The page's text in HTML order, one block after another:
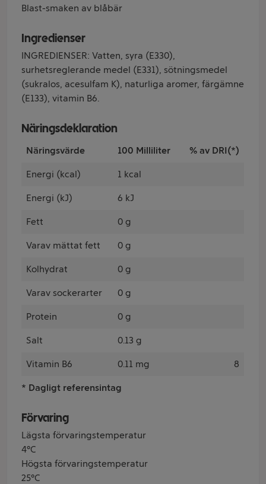
Blast-smaken av blåbär
Ingredienser
INGREDIENSER: Vatten, syra (E330),
surhetsreglerande medel (E331), sötningsmedel
(sukralos, acesulfam K), naturliga aromer, färgämne
(E133), vitamin B6.
Näringsdeklaration
Näringsvärde 100 Milliliter % av DRI(*)
Energi (kcal) 1 kcal
Energi (kJ) 6 kJ
Fett 0 g
Varav mättat fett 0 g
Kolhydrat 0 g
Varav sockerarter 0 g
Protein 0 g
Salt 0.13 g
Vitamin B6 0.11 mg 8
* Dagligt referensintag
Förvaring
Lägsta förvaringstemperatur
4°C
Högsta förvaringstemperatur
25°C